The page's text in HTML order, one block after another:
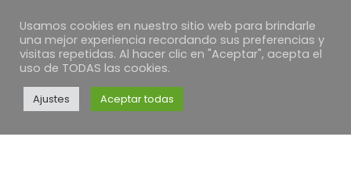
Usamos cookies en nuestro sitio web para brindarle
una mejor experiencia recordando sus preferencias y
visitas repetidas. Al hacer clic en "Aceptar", acepta el
uso de TODAS las cookies.
Ajustes Aceptar todas